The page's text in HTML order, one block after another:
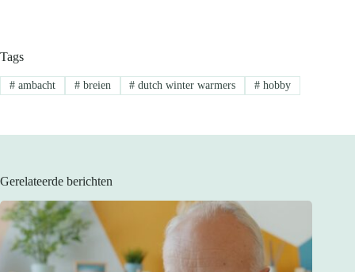
Tags
#ambacht #breien # dutch winter warmers # hobby
Gerelateerde berichten